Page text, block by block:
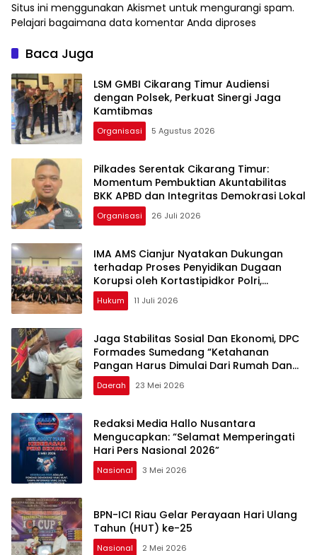
Situs ini menggunakan Akismet untuk mengurangi spam.
Pelajari bagaimana data komentar Anda diproses
Baca Juga
LSM GMBI Cikarang Timur Audiensi
dengan Polsek, Perkuat Sinergi Jaga
Kamtibmas
Organisasi 5 Agustus 2026
Pilkades Serentak Cikarang Timur:
Momentum Pembuktian Akuntabilitas
BKK APBD dan Integritas Demokrasi Lokal
Organisasi 26 Juli 2026
IMA AMS Cianjur Nyatakan Dukungan
terhadap Proses Penyidikan Dugaan
Korupsi oleh Kortastipidkor Polri,
Tekankan Independensi Penegakan
Hukum
Hukum 11 Juli 2026
Jaga Stabilitas Sosial Dan Ekonomi, DPC
Formades Sumedang “Ketahanan
Pangan Harus Dimulai Dari Rumah Dan
Desa
Daerah 23 Mei 2026
Redaksi Media Hallo Nusantara
Mengucapkan: “Selamat Memperingati
Hari Pers Nasional 2026”
Nasional 3 Mei 2026
BPN-ICI Riau Gelar Perayaan Hari Ulang
Tahun (HUT) ke-25
Nasional 2 Mei 2026